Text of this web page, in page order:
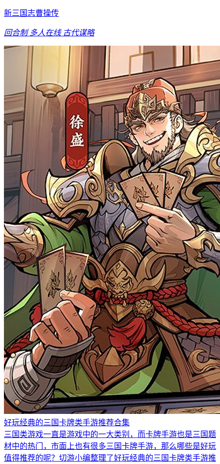
新三国志曹操传
回合制 多人在线 古代谋略
好玩经典的三国卡牌类手游推荐合集
三国类游戏一直是游戏中的一大类别，而卡牌手游也是三国题
材中的热门，市面上也有很多三国卡牌手游，那么哪些是好玩
值得推荐的呢？切游小编整理了好玩经典的三国卡牌类手游推